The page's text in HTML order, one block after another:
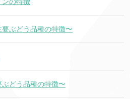
ぶどう品種の特徴〜
どう品種の特徴〜